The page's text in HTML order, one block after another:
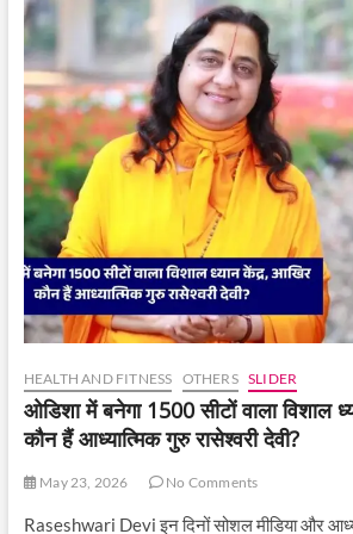
HEALTH AND FITNESS OTHERS SLIDER
ओडिशा में बनेगा 1500 सीटों वाला विशाल
कौन हैं आध्यात्मिक गुरु रासेश्वरी देवी?
May 23, 2026 No Comments
Raseshwari Devi इन दिनों सोशल मीडिया और